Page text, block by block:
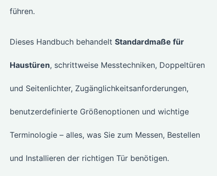
führen.
Dieses Handbuch behandelt Standardmaße für
Haustüren, schrittweise Messtechniken, Doppeltüren
und Seitenlichter, Zugänglichkeitsanforderungen,
benutzerdefinierte Größenoptionen und wichtige
Terminologie – alles, was Sie zum Messen, Bestellen
und Installieren der richtigen Tür benötigen.